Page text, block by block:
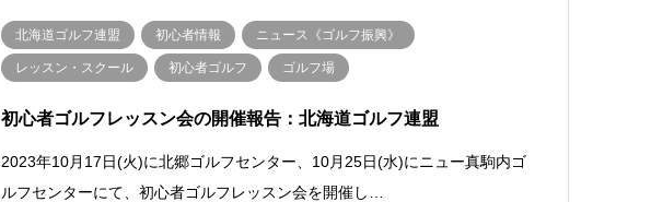
北海道ゴルフ連盟 初心者情報 ニュース《ゴルフ振興》
レッスン・スクール 初心者ゴルフ ゴルフ場
初心者ゴルフレッスン会の開催報告：北海道ゴルフ連盟
2023年10月17日(火)に北郷ゴルフセンター、10月25日(水)にニュー真駒内ゴ
ルフセンターにて、初心者ゴルフレッスン会を開催し…